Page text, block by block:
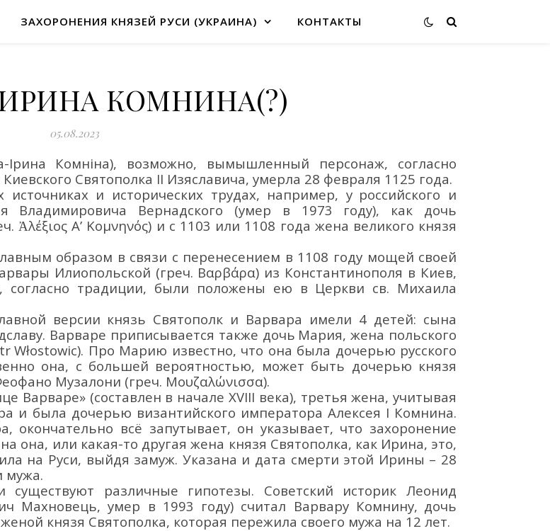
ЗАХОРОНЕНИЯ КНЯЗЕЙ РУСИ (УКРАИНА) КОНТАКТЫ
КОМНИНА(?)
05.08.2023
-Ірина Комніна), возможно, вымышленный персонаж, согласно
Святополка II Изяславича, умерла 28 февраля 1125 года.
источниках и исторических трудах, например, у российского и
Владимировича Вернадского (умер в 1973 году), как дочь
Ἀλέξιος Α’ Κομνηνός) и с 1103 или 1108 года жена великого князя
образом в связи с перенесением в 1108 году мощей своей
Илиопольской (греч. Βαρβάρα) из Константинополя в Киев,
традиции, были положены ею в Церкви св. Михаила
версии князь Святополк и Варвара имели 4 детей: сына
Варваре приписывается также дочь Мария, жена польского
Włostowic). Про Марию известно, что она была дочерью русского
она, с большей вероятностью, может быть дочерью князя
Музалони (греч. Μουζαλώνισσα).
Варваре»(составлен в начале XVIII века), третья жена, учитывая
и была дочерью византийского императора Алексея I Комнина.
, окончательно всё запутывает, он указывает, что захоронение
она, или какая-то другая жена князя Святополка, как Ирина, это,
на Руси, выйдя замуж. Указана и дата смерти этой Ирины – 28
мужа.
существуют различные гипотезы. Советский историк Леонид
Махновець, умер в 1993 году) считал Варвару Комнину, дочь
женой князя Святополка, которая пережила своего мужа на 12 лет.